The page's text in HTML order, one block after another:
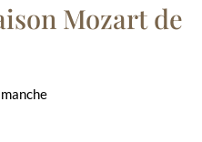
Mozart de